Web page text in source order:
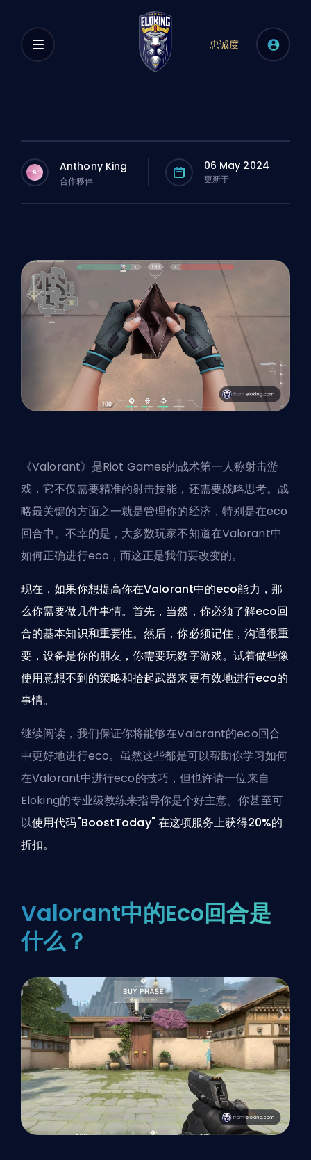
忠诚度
A Anthony King
合作夥伴
06 May 2024
更新于
《Valorant》是Riot Games的战术第一人称射击游
戏，它不仅需要精准的射击技能，还需要战略思考。战
略最关键的方面之一就是管理你的经济，特别是在eco
回合中。不幸的是，大多数玩家不知道在Valorant中
如何正确进行eco，而这正是我们要改变的。
现在，如果你想提高你在Valorant中的eco能力，那
么你需要做几件事情。首先，当然，你必须了解eco回
合的基本知识和重要性。然后，你必须记住，沟通很重
要，设备是你的朋友，你需要玩数字游戏。试着做些像
使用意想不到的策略和拾起武器来更有效地进行eco的
事情。
继续阅读，我们保证你将能够在Valorant的eco回合
中更好地进行eco。虽然这些都是可以帮助你学习如何
在Valorant中进行eco的技巧，但也许请一位来自
Eloking的专业级教练来指导你是个好主意。你甚至可
以使用代码"BoostToday" 在这项服务上获得20%的
折扣。
Valorant中的Eco回合是
什么？